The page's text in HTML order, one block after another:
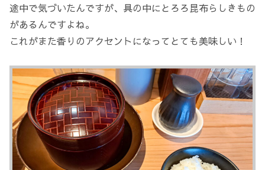
途中で気づいたんですが、具の中にとろろ昆布らしきもの
があるんですよね。
これがまた香りのアクセントになってとても美味しい！